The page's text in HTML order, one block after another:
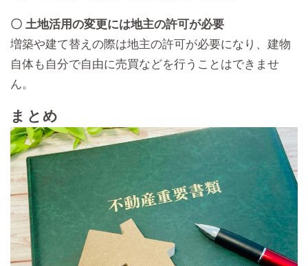
〇 土地活用の変更には地主の許可が必要
増築や建て替えの際は地主の許可が必要になり、建物
自体も自分で自由に売買などを行うことはできませ
ん。
まとめ